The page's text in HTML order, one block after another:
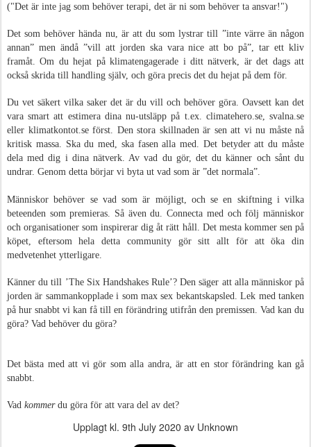
("Det är inte jag som behöver terapi, det är ni som behöver ta ansvar!")
Det som behöver hända nu, är att du som lystrar till ”inte värre än någon
annan” men ändå ”vill att jorden ska vara nice att bo på”, tar ett kliv
framåt. Om du hejat på klimatengagerade i ditt nätverk, är det dags att
också skrida till handling själv, och göra precis det du hejat på dem för.
Du vet säkert vilka saker det är du vill och behöver göra. Oavsett kan det
vara smart att estimera dina nu-utsläpp på t.ex. climatehero.se, svalna.se
eller klimatkontot.se först. Den stora skillnaden är sen att vi nu måste nå
kritisk massa. Ska du med, ska fasen alla med. Det betyder att du måste
dela med dig i dina nätverk. Av vad du gör, det du känner och sånt du
undrar. Genom detta börjar vi byta ut vad som är ”det normala”.
Människor behöver se vad som är möjligt, och se en skiftning i vilka
beteenden som premieras. Så även du. Connecta med och följ människor
och organisationer som inspirerar dig åt rätt håll. Det mesta kommer sen på
köpet, eftersom hela detta community gör sitt allt för att öka din
medvetenhet ytterligare.
Känner du till ’The Six Handshakes Rule’? Den säger att alla människor på
jorden är sammankopplade i som max sex bekantskapsled. Lek med tanken
på hur snabbt vi kan få till en förändring utifrån den premissen. Vad kan du
göra? Vad behöver du göra?
Det bästa med att vi gör som alla andra, är att en stor förändring kan gå
snabbt.
Vad kommerdu göra för att vara del av det?
Upplagt kl. 9th July 2020 av Unknown